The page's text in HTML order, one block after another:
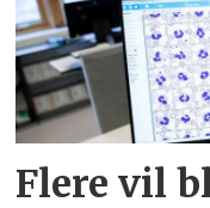
Flere vil